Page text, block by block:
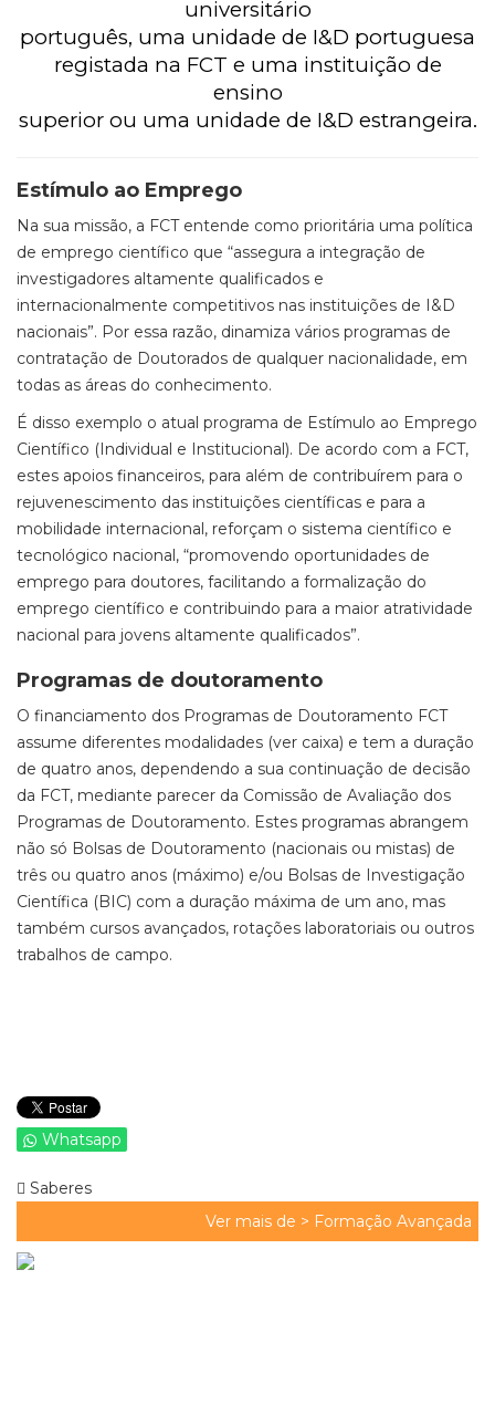
universitário
português, uma unidade de I&D portuguesa
registada na FCT e uma instituição de
ensino
superior ou uma unidade de I&D estrangeira.
Estímulo ao Emprego
Na sua missão, a FCT entende como prioritária uma política
de emprego científico que “assegura a integração de
investigadores altamente qualificados e
internacionalmente competitivos nas instituições de I&D
nacionais”. Por essa razão, dinamiza vários programas de
contratação de Doutorados de qualquer nacionalidade, em
todas as áreas do conhecimento.
É disso exemplo o atual programa de Estímulo ao Emprego
Científico (Individual e Institucional). De acordo com a FCT,
estes apoios financeiros, para além de contribuírem para o
rejuvenescimento das instituições científicas e para a
mobilidade internacional, reforçam o sistema científico e
tecnológico nacional, “promovendo oportunidades de
emprego para doutores, facilitando a formalização do
emprego científico e contribuindo para a maior atratividade
nacional para jovens altamente qualificados”.
Programas de doutoramento
O financiamento dos Programas de Doutoramento FCT
assume diferentes modalidades (ver caixa) e tem a duração
de quatro anos, dependendo a sua continuação de decisão
da FCT, mediante parecer da Comissão de Avaliação dos
Programas de Doutoramento. Estes programas abrangem
não só Bolsas de Doutoramento (nacionais ou mistas) de
três ou quatro anos (máximo) e/ou Bolsas de Investigação
Científica (BIC) com a duração máxima de um ano, mas
também cursos avançados, rotações laboratoriais ou outros
trabalhos de campo.
Whatsapp
Saberes
Ver mais de > Formação Avançada